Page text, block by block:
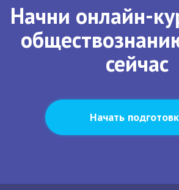
Начни онлайн-
сейчас
Начать